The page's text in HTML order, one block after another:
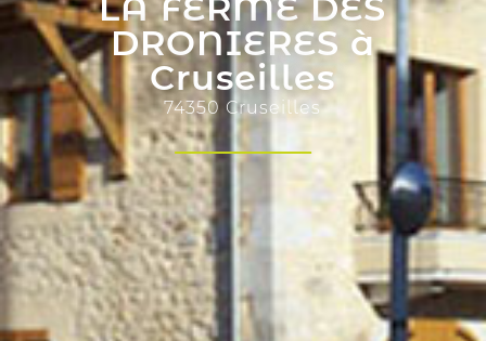
DRONIERES à
Cruseilles
74350 Cruseilles